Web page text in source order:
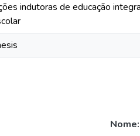
indutoras de educação
Nome: